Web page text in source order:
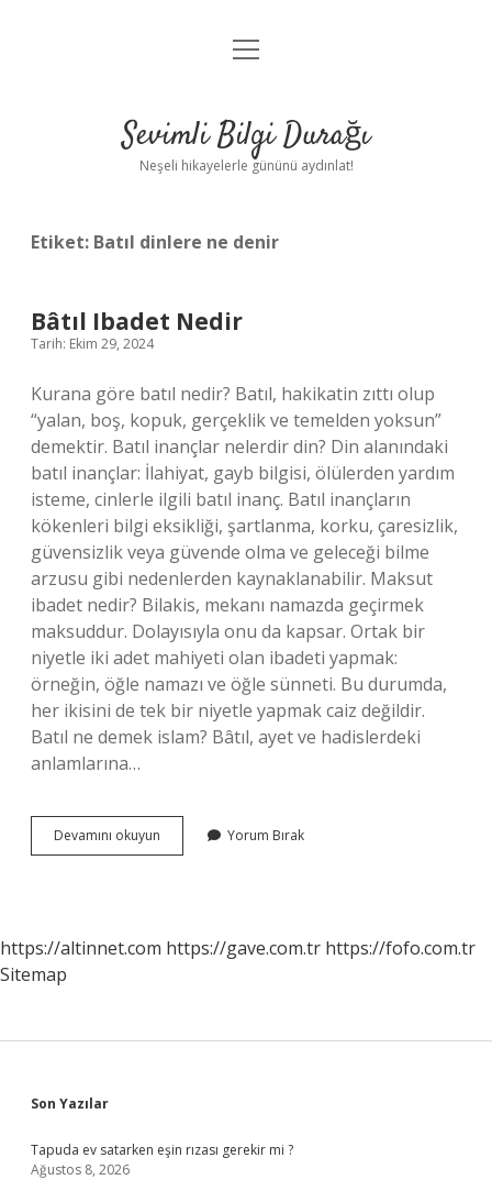
Anasayfa
Yasal Uyarı
menüyü
Sevimli Bilgi Durağı
Neşeli hikayelerle gününü aydınlat!
Etiket: Batıl dinlere ne denir
Bâtıl Ibadet Nedir
Tarih: Ekim 29, 2024
Kurana göre batıl nedir? Batıl, hakikatin zıttı olup
“yalan, boş, kopuk, gerçeklik ve temelden yoksun”
demektir. Batıl inançlar nelerdir din? Din alanındaki
batıl inançlar: İlahiyat, gayb bilgisi, ölülerden yardım
isteme, cinlerle ilgili batıl inanç. Batıl inançların
kökenleri bilgi eksikliği, şartlanma, korku, çaresizlik,
güvensizlik veya güvende olma ve geleceği bilme
arzusu gibi nedenlerden kaynaklanabilir. Maksut
ibadet nedir? Bilakis, mekanı namazda geçirmek
maksuddur. Dolayısıyla onu da kapsar. Ortak bir
niyetle iki adet mahiyeti olan ibadeti yapmak:
örneğin, öğle namazı ve öğle sünneti. Bu durumda,
her ikisini de tek bir niyetle yapmak caiz değildir.
Batıl ne demek islam? Bâtıl, ayet ve hadislerdeki
anlamlarına…
Devamını okuyun
Ibadet
Yorum Bırak
https://altinnet.com https://gave.com.tr https://fofo.com.tr
Sitemap
Sidebar
Son Yazılar
Tapuda ev satarken eşin rızası gerekir mi ?
Ağustos 8, 2026